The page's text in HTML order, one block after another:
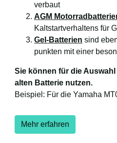
verbaut
AGM
Kaltstartverhaltens für
Gel-Batterien sind
punkten mit einer
Sie können für die
alten Batterie nutzen.
Beispiel: Für die Yamaha
Mehr erfahren